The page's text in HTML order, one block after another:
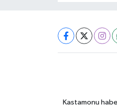
Kastamonu